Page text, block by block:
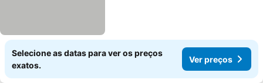
Selecione as datas para ver os preços
exatos.
Ver preços